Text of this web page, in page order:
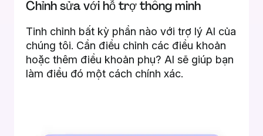
Chỉnh sửa với hỗ trợ thông minh
Tinh chỉnh bất kỳ phần nào với trợ lý AI của
chúng tôi. Cần điều chỉnh các điều khoản
hoặc thêm điều khoản phụ? AI sẽ giúp bạn
làm điều đó một cách chính xác.